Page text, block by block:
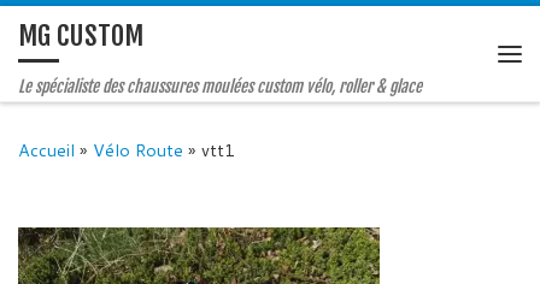
MG CUSTOM
Le spécialiste des chaussures moulées custom vélo, roller & glace
Accueil » Vélo Route » vtt1